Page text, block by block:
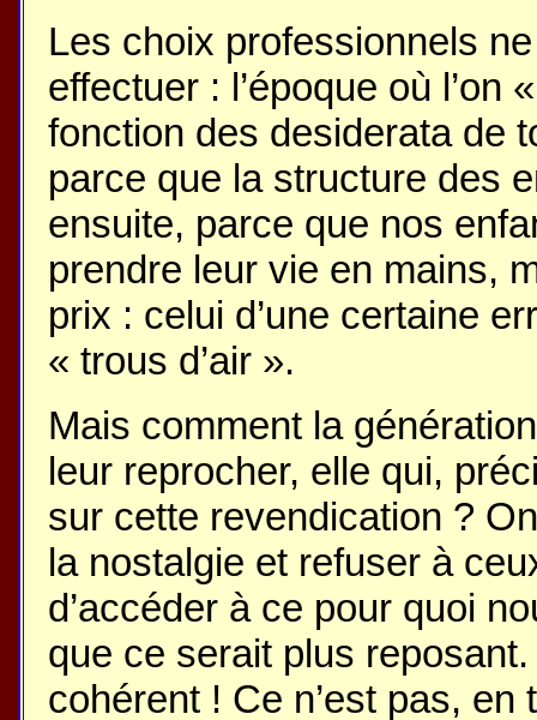
Les choix professionnels
effectuer : l’époque où l’on
fonction des desiderata de
parce que la structure des
ensuite, parce que nos
prendre leur vie en mains,
prix : celui d’une certaine
« trous d’air ».
Mais comment la
leur reprocher, elle qui,
sur cette revendication ?
la nostalgie et refuser à
d’accéder à ce pour quoi
que ce serait plus
cohérent ! Ce n’est pas,